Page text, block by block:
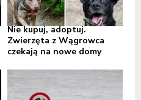
Nie kupuj, adoptuj.
Zwierzęta z Wągrowca
czekają na nowe domy